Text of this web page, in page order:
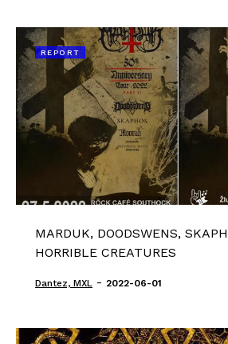
REPORT
MARDUK, DOODSWENS,
HORRIBLE CREATURES
Dantez, MXL - 2022-06-01